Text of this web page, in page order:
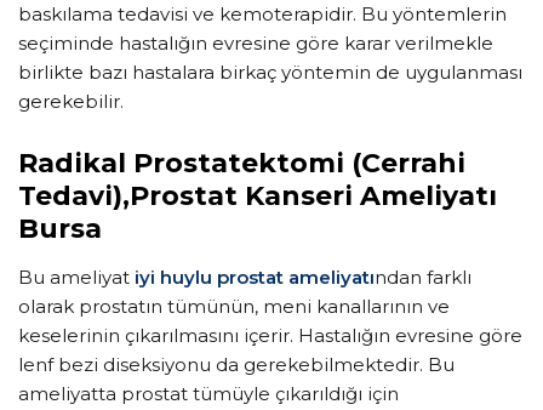
baskılama tedavisi ve kemoterapidir. Bu yöntemlerin
seçiminde hastalığın evresine göre karar verilmekle
birlikte bazı hastalara birkaç yöntemin de uygulanması
gerekebilir.
Radikal Prostatektomi (Cerrahi
Tedavi),Prostat Kanseri Ameliyatı
Bursa
Bu ameliyat iyi huylu prostat ameliyatından farklı
olarak prostatın tümünün, meni kanallarının ve
keselerinin çıkarılmasını içerir. Hastalığın evresine göre
lenf bezi diseksiyonu da gerekebilmektedir. Bu
ameliyatta prostat tümüyle çıkarıldığı için